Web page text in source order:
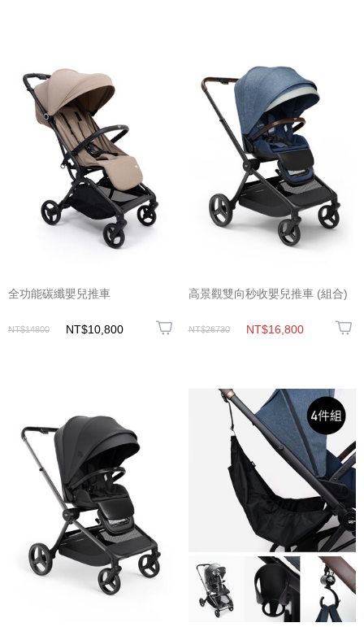
全功能碳纖嬰兒推車
NT$14800 NT$10,800
高景觀雙向秒收嬰兒推車 (組合)
NT$26730 NT$16,800